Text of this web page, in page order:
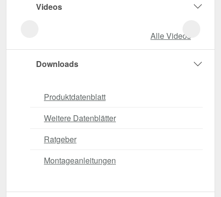
Videos
Alle Videos
Downloads
Produktdatenblatt
Weitere Datenblätter
Ratgeber
Montageanleitungen